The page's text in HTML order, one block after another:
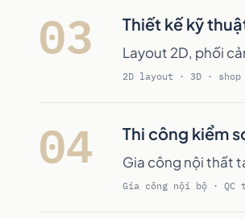
03 Thiết kế kỹ
Layout 2D, phối
2D layout · 3D · shop
04 Thi công kiểm
Gia công nội thất
Gia công nội bộ ·